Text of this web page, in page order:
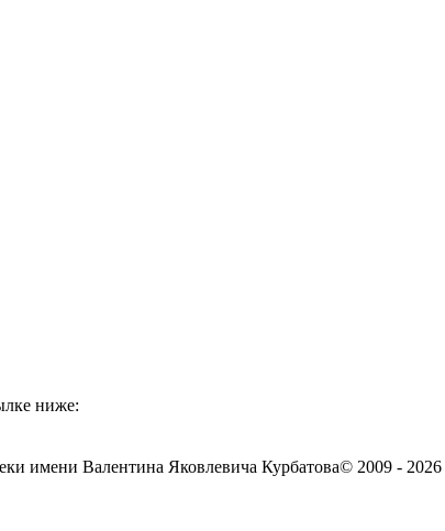
ниже:
имени Валентина Яковлевича Курбатова© 2009 - 2026